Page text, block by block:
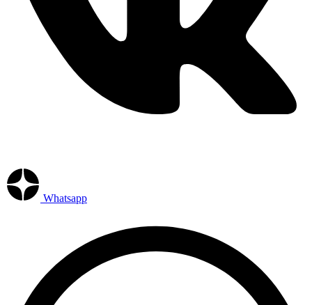
Whatsapp